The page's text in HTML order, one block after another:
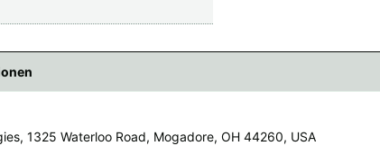
1325 Waterloo Road, Mogadore, OH 44260, USA